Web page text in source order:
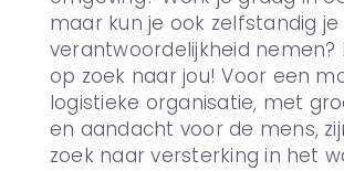
maar kun je ook zelfstandig je
verantwoordelijkheid nemen?
op zoek naar jou! Voor een
logistieke organisatie, met
en aandacht voor de mens,
zoek naar versterking in het